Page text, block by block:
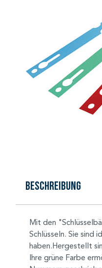
Beschreibung
Mit den
Schlüsseln. Sie sind
haben.Hergestellt
Ihre grüne Farbe